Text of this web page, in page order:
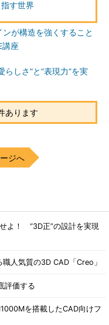
す世界
が構造を強くすること
座
しさ”と“表現力”を実
あります
ジへ
よ！ “3D正”の設計を実現
人気質の3D CAD「Creo」
評価する
を搭載したCAD向けフ